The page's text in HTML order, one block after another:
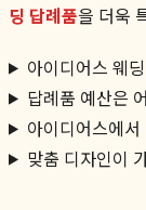
딩 답례품을 더욱
아이디어스 웨
답례품 예산은
아이디어스에
맞춤 디자인이